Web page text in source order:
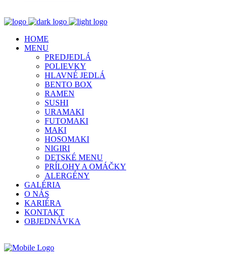
HOME
MENU
PREDJEDLÁ
POLIEVKY
HLAVNÉ JEDLÁ
BENTO BOX
RAMEN
SUSHI
URAMAKI
FUTOMAKI
MAKI
HOSOMAKI
NIGIRI
DETSKÉ MENU
PRÍLOHY A OMÁČKY
ALERGÉNY
GALÉRIA
O NÁS
KARIÉRA
KONTAKT
OBJEDNÁVKA